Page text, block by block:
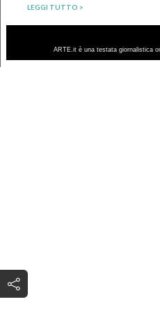
LEGGI TUTTO >
ARTE.it è una testata giornalistica